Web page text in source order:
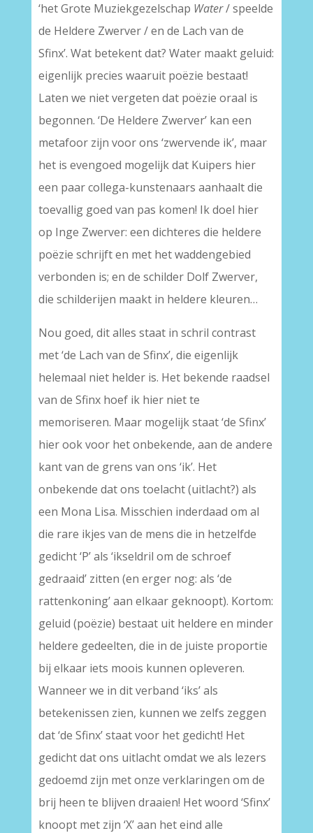
‘het Grote Muziekgezelschap Water/ speelde
de Heldere Zwerver / en de Lach van de
Sfinx’. Wat betekent dat? Water maakt geluid:
eigenlijk precies waaruit poëzie bestaat!
Laten we niet vergeten dat poëzie oraal is
begonnen. ‘De Heldere Zwerver’ kan een
metafoor zijn voor ons ‘zwervende ik’, maar
het is evengoed mogelijk dat Kuipers hier
een paar collega-kunstenaars aanhaalt die
toevallig goed van pas komen! Ik doel hier
op Inge Zwerver: een dichteres die heldere
poëzie schrijft en met het waddengebied
verbonden is; en de schilder Dolf Zwerver,
die schilderijen maakt in heldere kleuren…
Nou goed, dit alles staat in schril contrast
met ‘de Lach van de Sfinx’, die eigenlijk
helemaal niet helder is. Het bekende raadsel
van de Sfinx hoef ik hier niet te
memoriseren. Maar mogelijk staat ‘de Sfinx’
hier ook voor het onbekende, aan de andere
kant van de grens van ons ‘ik’. Het
onbekende dat ons toelacht (uitlacht?) als
een Mona Lisa. Misschien inderdaad om al
die rare ikjes van de mens die in hetzelfde
gedicht ‘P’ als ‘ikseldril om de schroef
gedraaid’ zitten (en erger nog: als ‘de
rattenkoning’ aan elkaar geknoopt). Kortom:
geluid (poëzie) bestaat uit heldere en minder
heldere gedeelten, die in de juiste proportie
bij elkaar iets moois kunnen opleveren.
Wanneer we in dit verband ‘iks’ als
betekenissen zien, kunnen we zelfs zeggen
dat ‘de Sfinx’ staat voor het gedicht! Het
gedicht dat ons uitlacht omdat we als lezers
gedoemd zijn met onze verklaringen om de
brij heen te blijven draaien! Het woord ‘Sfinx’
knoopt met zijn ‘X’ aan het eind alle